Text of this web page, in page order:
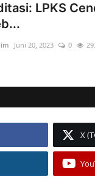
LPKS
Juni 20, 2023 0
X